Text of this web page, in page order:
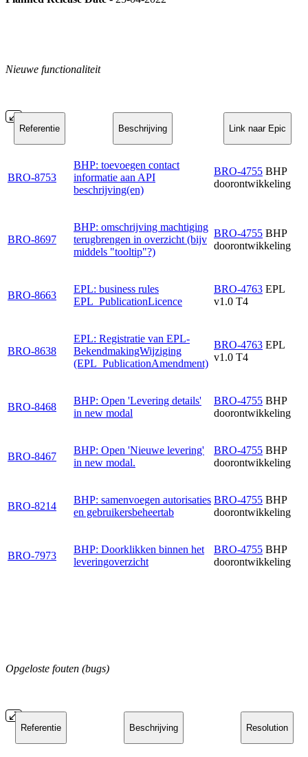
Nieuwe functionaliteit
Referentie Beschrijving Link naar Epic
BRO-8753
BHP: toevoegen contact
informatie aan API
beschrijving(en)
BRO-4755 BHP
doorontwikkeling
BRO-8697
BHP: omschrijving machtiging
terugbrengen in overzicht (bijv
middels "tooltip"?)
BRO-4755 BHP
doorontwikkeling
BRO-8663
EPL: business rules
EPL_PublicationLicence
BRO-4763 EPL
v1.0 T4
BRO-8638
EPL: Registratie van EPL-
BekendmakingWijziging
(EPL_PublicationAmendment)
BRO-4763 EPL
v1.0 T4
BRO-8468
BHP: Open 'Levering details'
in new modal
BRO-4755 BHP
doorontwikkeling
BRO-8467
BHP: Open 'Nieuwe levering'
in new modal.
BRO-4755 BHP
doorontwikkeling
BRO-8214
BHP: samenvoegen autorisaties
en gebruikersbeheertab
BRO-4755 BHP
doorontwikkeling
BRO-7973
BHP: Doorklikken binnen het
leveringoverzicht
BRO-4755 BHP
doorontwikkeling
Opgeloste fouten (bugs)
Referentie Beschrijving Resolution